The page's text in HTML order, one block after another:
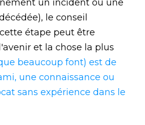
un incident où une
le conseil
étape peut être
et la chose la plus
beaucoup font) est de
une connaissance ou
sans expérience dans le